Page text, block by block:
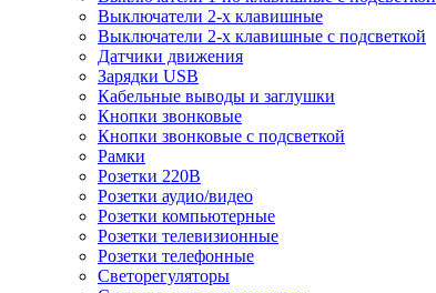
Выключатели 2-х клавишные
Выключатели 2-х клавишные с подсветкой
Датчики движения
Зарядки USB
Кабельные выводы и заглушки
Кнопки звонковые
Кнопки звонковые с подсветкой
Рамки
Розетки 220В
Розетки аудио/видео
Розетки компьютерные
Розетки телевизионные
Розетки телефонные
Светорегуляторы